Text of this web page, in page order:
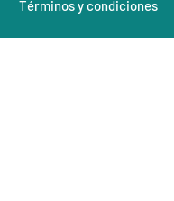
Términos y condiciones